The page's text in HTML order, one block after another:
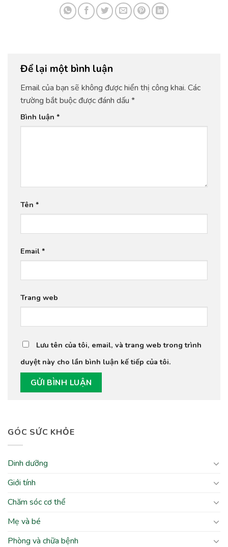
GÓC SỨC KHỎE
Dinh dưỡng
Giới tính
Chăm sóc cơ thể
Mẹ và bé
Phòng và chữa bệnh
Để lại một bình luận
Email của bạn sẽ không được hiển thị công khai. Các
trường bắt buộc được đánh dấu *
Bình luận *
Tên *
Email *
Trang web
Lưu tên của tôi, email, và trang web trong trình
duyệt này cho lần bình luận kế tiếp của tôi.